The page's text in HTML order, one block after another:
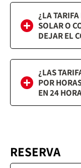
¿LA
SOLAR O
DEJAR EL
¿LAS
POR
EN 24
RESERVA